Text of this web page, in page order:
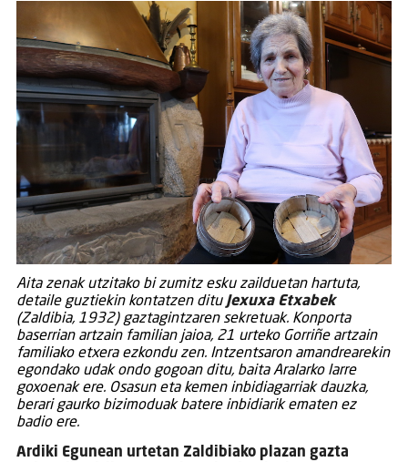
Aita zenak utzitako bi zumitz esku zailduetan hartuta,
detaile guztiekin kontatzen dituJexuxa Etxabek
(Zaldibia, 1932) gaztagintzaren sekretuak. Konporta
baserrian artzain familian jaioa, 21 urteko Gorriñe artzain
familiako etxera ezkondu zen. Intzentsaron amandrearekin
egondako udak ondo gogoan ditu, baita Aralarko larre
goxoenak ere. Osasun eta kemen inbidiagarriak dauzka,
berari gaurko bizimoduak batere inbidiarik ematen ez
badio ere.
Ardiki Egunean urtetan Zaldibiako plazan gazta